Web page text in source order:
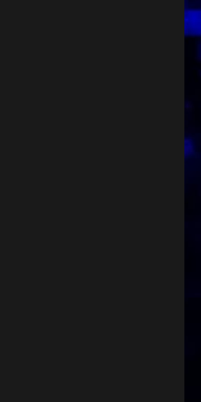
LA CIENCIA SIMPLE +
MASTER"